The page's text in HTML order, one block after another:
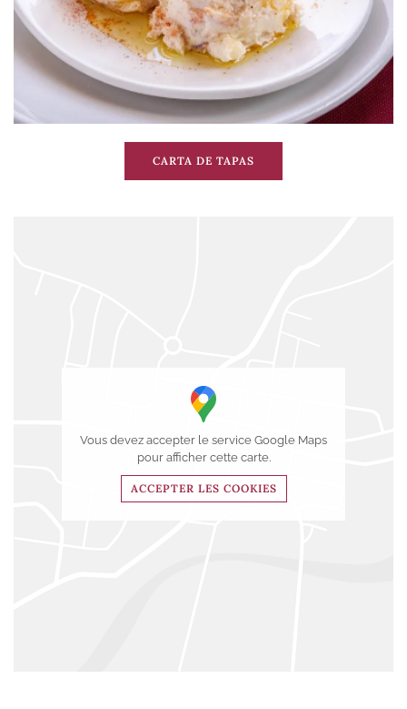
CARTA DE TAPAS
Vous devez accepter le service Google Maps
pour afficher cette carte.
ACCEPTER LES COOKIES